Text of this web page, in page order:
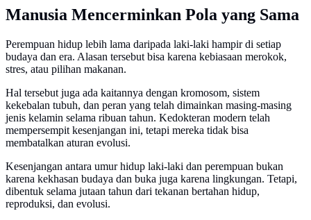
Manusia Mencerminkan Pola yang Sama
Perempuan hidup lebih lama daripada laki-laki hampir di setiap
budaya dan era. Alasan tersebut bisa karena kebiasaan merokok,
stres, atau pilihan makanan.
Hal tersebut juga ada kaitannya dengan kromosom, sistem
kekebalan tubuh, dan peran yang telah dimainkan masing-masing
jenis kelamin selama ribuan tahun. Kedokteran modern telah
mempersempit kesenjangan ini, tetapi mereka tidak bisa
membatalkan aturan evolusi.
Kesenjangan antara umur hidup laki-laki dan perempuan bukan
karena kekhasan budaya dan buka juga karena lingkungan. Tetapi,
dibentuk selama jutaan tahun dari tekanan bertahan hidup,
reproduksi, dan evolusi.